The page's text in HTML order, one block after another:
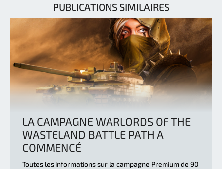
PUBLICATIONS SIMILAIRES
LA CAMPAGNE WARLORDS OF THE
WASTELAND BATTLE PATH A
COMMENCÉ
Toutes les informations sur la campagne Premium de 90